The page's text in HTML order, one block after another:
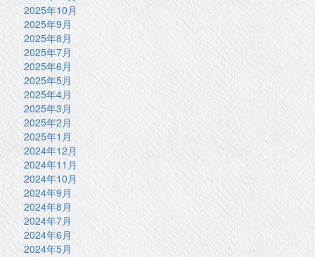
2025年10月
2025年9月
2025年8月
2025年7月
2025年6月
2025年5月
2025年4月
2025年3月
2025年2月
2025年1月
2024年12月
2024年11月
2024年10月
2024年9月
2024年8月
2024年7月
2024年6月
2024年5月